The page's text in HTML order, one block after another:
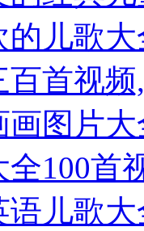
儿歌大
百首视
画图片大
100首
儿歌